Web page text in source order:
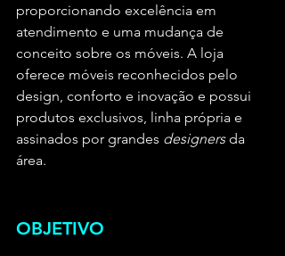
proporcionando excelência em
atendimento e uma mudança de
conceito sobre os móveis. A loja
oferece móveis reconhecidos pelo
design, conforto e inovação e possui
produtos exclusivos, linha própria e
assinados por grandes designers da
área.
OBJETIVO